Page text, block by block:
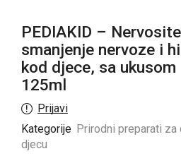
PEDIAKID –
smanjenje nervoze i
kod djece, sa
125ml
Prijavi
Kategorije Prirodni preparati za
djecu